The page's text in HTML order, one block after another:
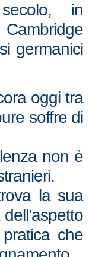
in
germanici
oggi tra
soffre di
non è
la sua
pratica che